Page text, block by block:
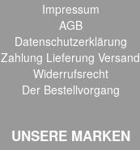
Impressum
AGB
Datenschutzerklärung
Zahlung Lieferung Versand
Widerrufsrecht
Der Bestellvorgang
UNSERE MARKEN